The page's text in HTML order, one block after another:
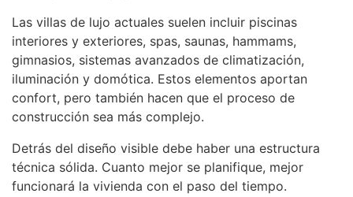
Las villas de lujo actuales suelen incluir piscinas
interiores y exteriores, spas, saunas, hammams,
gimnasios, sistemas avanzados de climatización,
iluminación y domótica. Estos elementos aportan
confort, pero también hacen que el proceso de
construcción sea más complejo.
Detrás del diseño visible debe haber una estructura
técnica sólida. Cuanto mejor se planifique, mejor
funcionará la vivienda con el paso del tiempo.